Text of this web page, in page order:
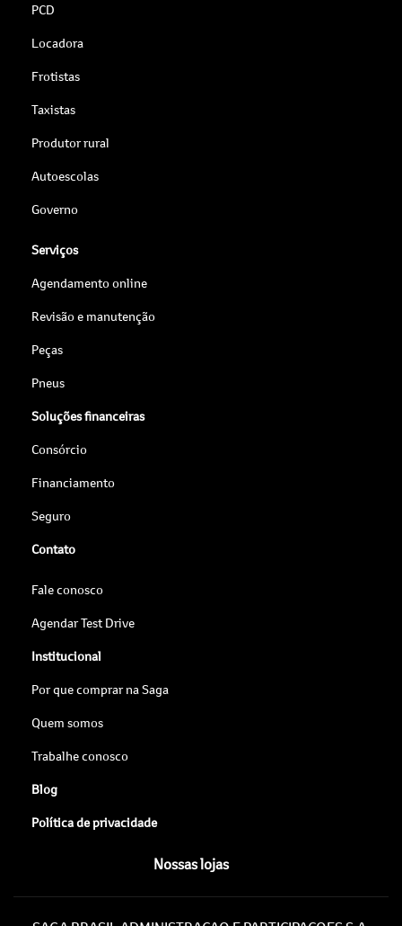
PCD
Locadora
Frotistas
Taxistas
Produtor rural
Autoescolas
Governo
Serviços
Agendamento online
Revisão e manutenção
Peças
Pneus
Soluções financeiras
Consórcio
Financiamento
Seguro
Contato
Fale conosco
Agendar Test Drive
Institucional
Por que comprar na Saga
Quem somos
Trabalhe conosco
Blog
Política de privacidade
Nossas lojas